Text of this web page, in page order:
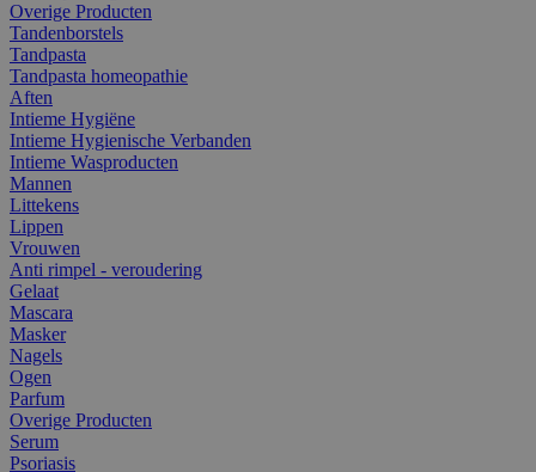
Overige Producten
Tandenborstels
Tandpasta
Tandpasta homeopathie
Aften
Intieme Hygiëne
Intieme Hygienische Verbanden
Intieme Wasproducten
Mannen
Littekens
Lippen
Vrouwen
Anti rimpel - veroudering
Gelaat
Mascara
Masker
Nagels
Ogen
Parfum
Overige Producten
Serum
Psoriasis